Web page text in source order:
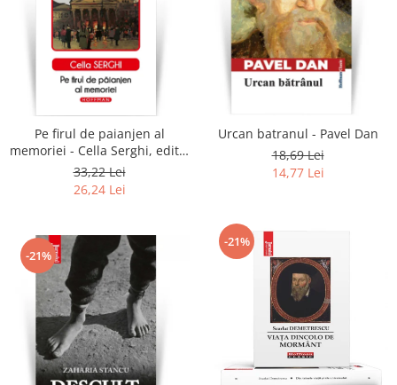
Pe firul de paianjen al
memoriei - Cella Serghi, editia
2020
33,22 Lei
26,24 Lei
Urcan batranul - Pavel Dan
18,69 Lei
14,77 Lei
-21%
-21%